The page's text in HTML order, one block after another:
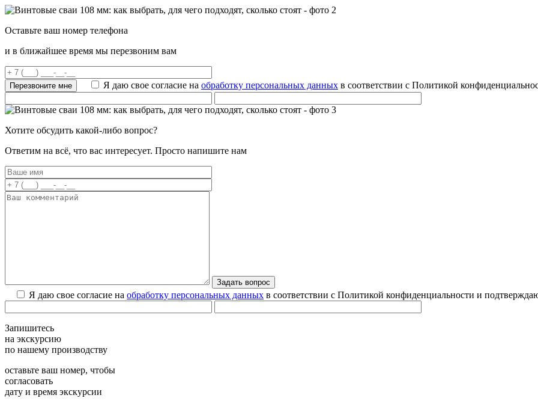
Оставьте ваш номер телефона
и в ближайшее время мы перезвоним вам
Я даю свое согласие на обработку персональных данных в соответствии с Политикой
Хотите обсудить какой-либо вопрос?
Ответим на всё, что вас интересует. Просто напишите нам
Я даю свое согласие на обработку персональных данных в соответствии с Политикой конфиденциальности и
Запишитесь
на экскурсию
по нашему производству
оставьте ваш номер, чтобы
согласовать
дату и время экскурсии